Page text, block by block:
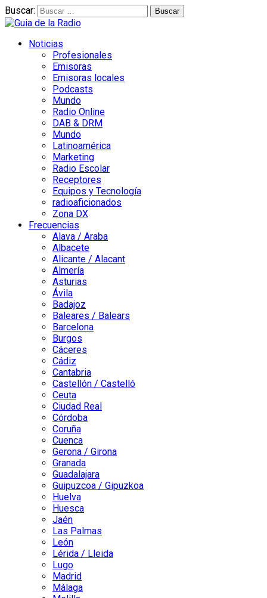
Buscar:
Noticias
Profesionales
Emisoras
Emisoras locales
Podcasts
Mundo
Radio Online
DAB & DRM
Mundo
Latinoamérica
Marketing
Radio Escolar
Receptores
Equipos y Tecnología
radioaficionados
Zona DX
Frecuencias
Alava / Araba
Albacete
Alicante / Alacant
Almería
Asturias
Ávila
Badajoz
Baleares / Balears
Barcelona
Burgos
Cáceres
Cádiz
Cantabria
Castellón / Castelló
Ceuta
Ciudad Real
Córdoba
Coruña
Cuenca
Gerona / Girona
Granada
Guadalajara
Guipuzcoa / Gipuzkoa
Huelva
Huesca
Jaén
Las Palmas
León
Lérida / Lleida
Lugo
Madrid
Málaga